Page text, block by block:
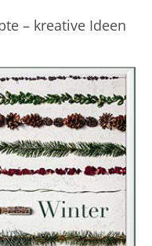
– kreative Ideen